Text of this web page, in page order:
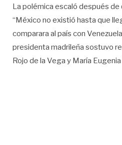
La polémica escaló después de
“México no existió hasta que
comparara al país con
presidenta madrileña sostuvo
Rojo de la Vega y María